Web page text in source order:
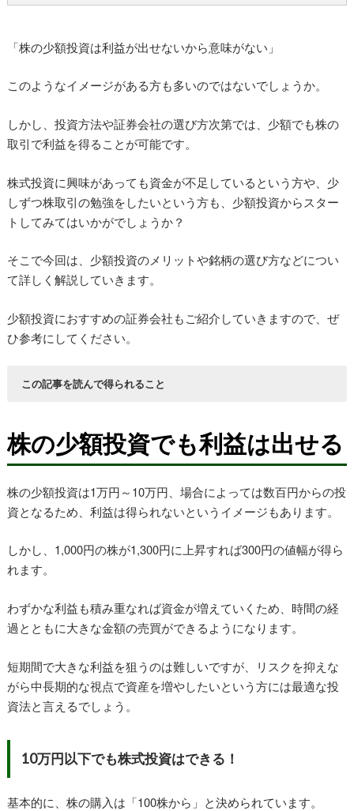
「株の少額投資は利益が出せないから意味がない」
このようなイメージがある方も多いのではないでしょうか。
しかし、投資方法や証券会社の選び方次第では、少額でも株の
取引で利益を得ることが可能です。
株式投資に興味があっても資金が不足しているという方や、少
しずつ株取引の勉強をしたいという方も、少額投資からスター
トしてみてはいかがでしょうか？
そこで今回は、少額投資のメリットや銘柄の選び方などについ
て詳しく解説していきます。
少額投資におすすめの証券会社もご紹介していきますので、ぜ
ひ参考にしてください。
この記事を読んで得られること
少額投資の銘柄の選び方がわかる
少額投資におすすめの証券会社がわかる
株の少額投資でも利益は出せる
株の少額投資は1万円～10万円、場合によっては数百円からの投
資となるため、利益は得られないというイメージもあります。
しかし、1,000円の株が1,300円に上昇すれば300円の値幅が得ら
れます。
わずかな利益も積み重なれば資金が増えていくため、時間の経
過とともに大きな金額の売買ができるようになります。
短期間で大きな利益を狙うのは難しいですが、リスクを抑えな
がら中長期的な視点で資産を増やしたいという方には最適な投
資法と言えるでしょう。
10万円以下でも株式投資はできる！
基本的に、株の購入は「100株から」と決められています。